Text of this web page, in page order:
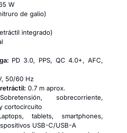
W
de galio)
integrado)
PD 3.0, PPS, QC 4.0+, AFC,
50/60 Hz
0.7 m aprox.
sobrecorriente,
cortocircuito
tablets, smartphones,
USB-C/USB-A